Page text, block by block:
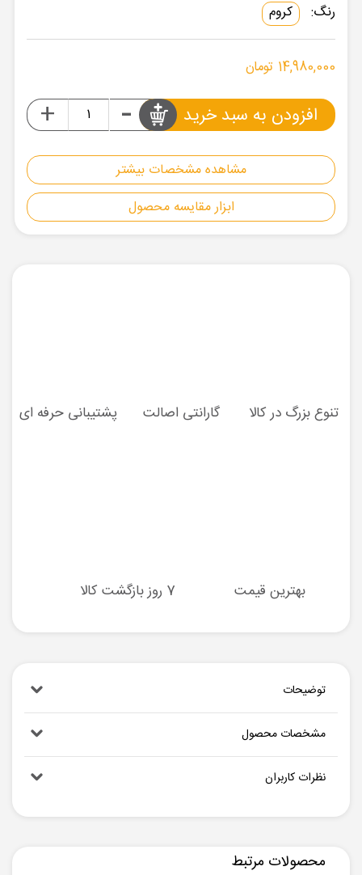
مشاهده مشخصات بیشتر
ابزار مقایسه محصول
رنگ: کروم
14,980,000 تومان
-
+ افزودن به سبد خرید
تنوع بزرگ در کالا گارانتی اصالت پشتیبانی حرفه ای
بهترین قیمت 7 روز بازگشت کالا
توضیحات
مشخصات محصول
نظرات کاربران
محصولات مرتبط